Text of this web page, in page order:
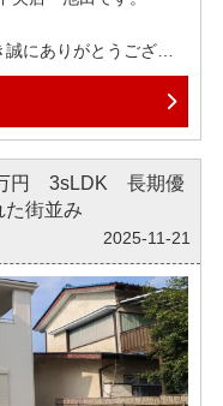
にありがとうござい
ーブが毎日稼働して
そろタイヤを履き替
ており、取り寄せには
上旬にはなってしまい
ている物件はほぼ全て
円 3sLDK 長期優
た街並み
2025-11-21